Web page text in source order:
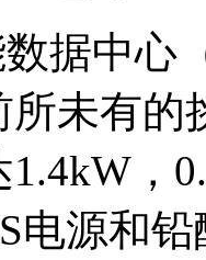
据中心
未有的
，
电源和铅